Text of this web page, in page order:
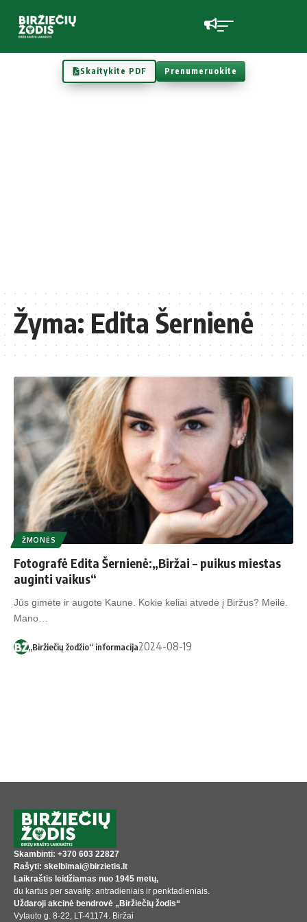
Skaitykite PDF Prenumeruokite
Žyma:Edita Šernienė
ŽMONĖS
Fotografė Edita Šernienė:„Biržai – puikus miestas
auginti vaikus“
Jūs gimėte ir augote Kaune. Kokie keliai atvedė į Biržus? Meilė.
Mano…
„Biržiečių žodžio“ informacija2024-08-19
Skambinti: +370 603 22827
Rašyti: skelbimai@birzietis.lt
Laikraštis leidžiamas nuo 1945 metų,
du kartus per savaitę: antradieniais ir penktadieniais.
Uždaroji akcinė bendrovė „Biržiečių žodis“
Vytauto g. 8-22, LT-41174. Biržai